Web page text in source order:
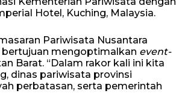
Hotel, Kuching, Malaysia.
Pariwisata Nusantara
bertujuan mengoptimalkan event-
Barat. “Dalam rakor kali ini kita
dinas pariwisata provinsi
perbatasan, serta pemerintah